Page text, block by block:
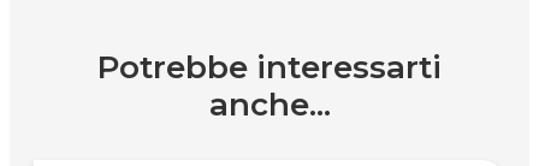
Potrebbe interessarti
anche...